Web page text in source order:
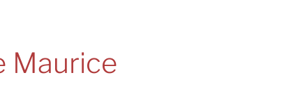
Maurice